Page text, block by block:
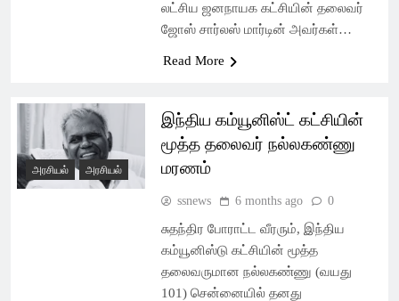
லட்சிய ஜனநாயக கட்சியின் தலைவர்
ஜோஸ் சார்லஸ் மார்டின் அவர்கள்…
Read More
அரசியல் அரசியல்
இந்திய கம்யூனிஸ்ட் கட்சியின்
மூத்த தலைவர் நல்லகண்ணு
மரணம்
ssnews 6 months ago 0
சுதந்திர போராட்ட வீரரும், இந்திய
கம்யூனிஸ்டு கட்சியின் மூத்த
தலைவருமான நல்லகண்ணு (வயது
101) சென்னையில் தனது